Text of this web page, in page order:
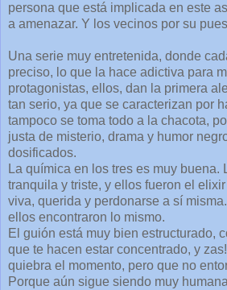
persona que está implicada en este
a amenazar. Y los vecinos por su
Una serie muy entretenida, donde
preciso, lo que la hace adictiva para
protagonistas, ellos, dan la primera
tan serio, ya que se caracterizan por
tampoco se toma todo a la chacota,
justa de misterio, drama y humor
dosificados.
La química en los tres es muy buena.
tranquila y triste, y ellos fueron el
viva, querida y perdonarse a sí
ellos encontraron lo mismo.
El guión está muy bien estructurado,
que te hacen estar concentrado, y
quiebra el momento, pero que no
Porque aún sigue siendo muy